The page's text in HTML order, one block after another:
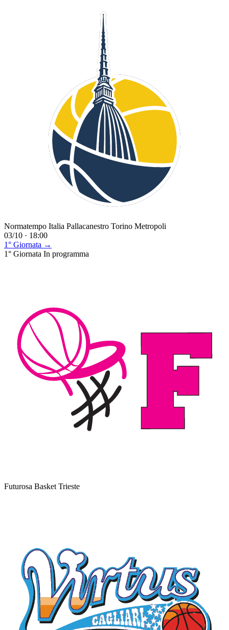
Normatempo Italia Pallacanestro Torino Metropoli
03/10 · 18:00
1° Giornata →
1° Giornata In programma
Futurosa Basket Trieste